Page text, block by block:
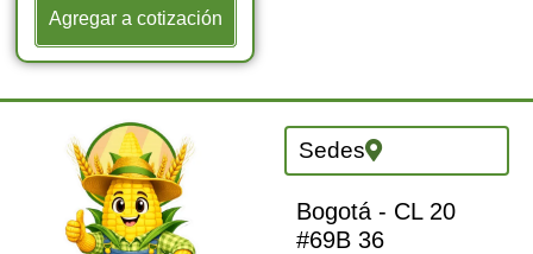
Agregar a cotización
Sedes
Bogotá - CL 20
#69B 36